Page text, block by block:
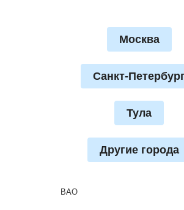
Москва
Санкт-Петербург
Тула
Другие города
ВАО